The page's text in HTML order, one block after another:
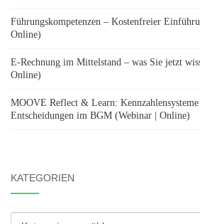
Führungskompetenzen – Kostenfreier
Online)
E-Rechnung im Mittelstand – was Sie jetzt
Online)
MOOVE Reflect & Learn:
Entscheidungen im BGM (Webinar | Online)
KATEGORIEN
Kategorien